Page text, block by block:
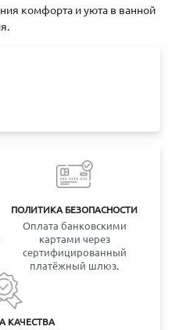
ПОЛИТИКА БЕЗОПАСНОСТИ
Оплата банковскими
картами через
сертифицированный
платёжный шлюз.
КАЧЕСТВА
комфорта и уюта в ванной